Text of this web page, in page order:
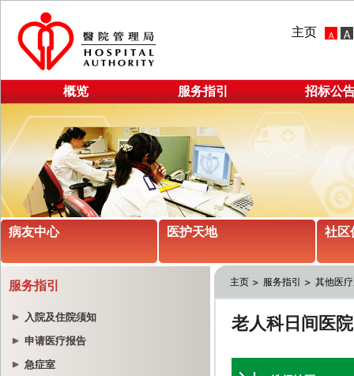
主页
概览 服务指引 招标公
病友中心 医护天地 社区
服务指引
入院及住院须知
申请医疗报告
急症室
主页 服务指引 其他医